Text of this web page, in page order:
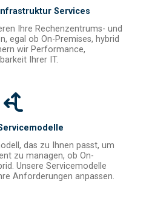
Services
Ihre Rechenzentrums- und
egal ob On-Premises, hybrid
wir Performance,
Ihrer IT.
das zu Ihnen passt, um
zu managen, ob On-
Unsere Servicemodelle
Anforderungen anpassen.